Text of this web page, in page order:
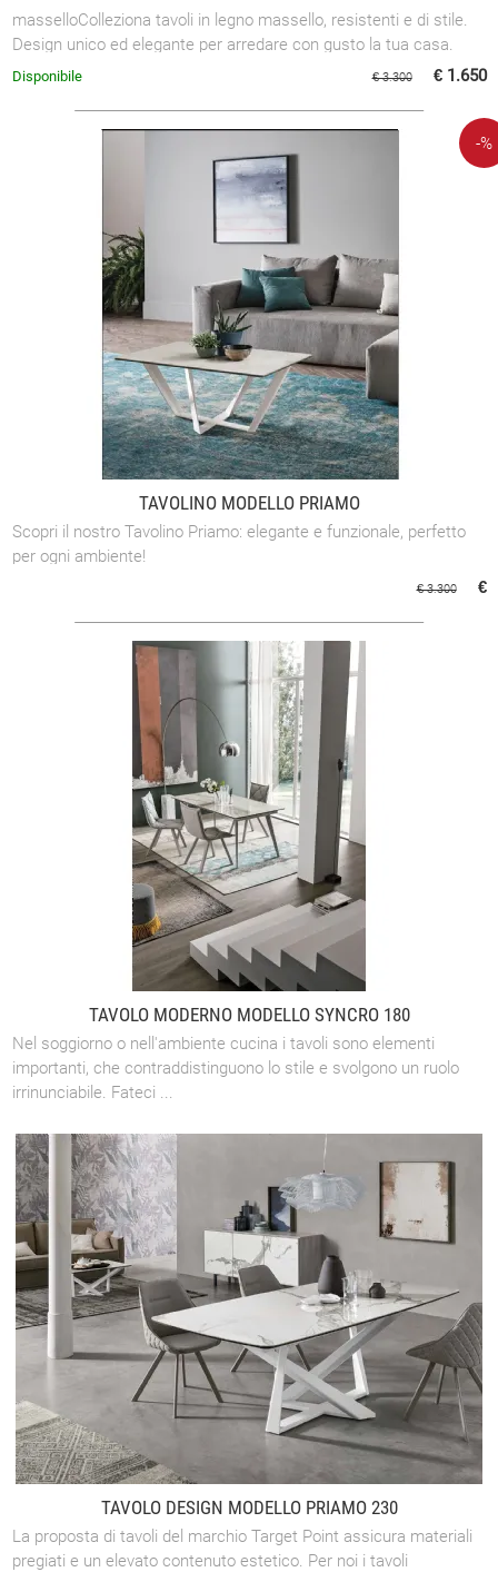
masselloColleziona tavoli in legno massello, resistenti e di stile.
Design unico ed elegante per arredare con gusto la tua casa.
€ 3.300 € 1.650
Disponibile
TAVOLINO MODELLO PRIAMO
Scopri il nostro Tavolino Priamo: elegante e funzionale, perfetto
per ogni ambiente!
-%
€ 3.300 €
TAVOLO MODERNO MODELLO SYNCRO 180
Nel soggiorno o nell'ambiente cucina i tavoli sono elementi
importanti, che contraddistinguono lo stile e svolgono un ruolo
irrinunciabile. Fateci ...
TAVOLO DESIGN MODELLO PRIAMO 230
La proposta di tavoli del marchio Target Point assicura materiali
pregiati e un elevato contenuto estetico. Per noi i tavoli